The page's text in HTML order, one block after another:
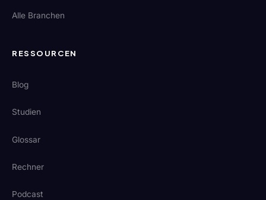
Alle Branchen
RESSOURCEN
Blog
Studien
Glossar
Rechner
Podcast